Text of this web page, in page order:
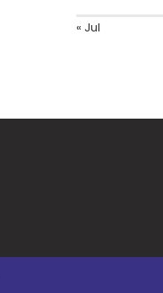
« Jul